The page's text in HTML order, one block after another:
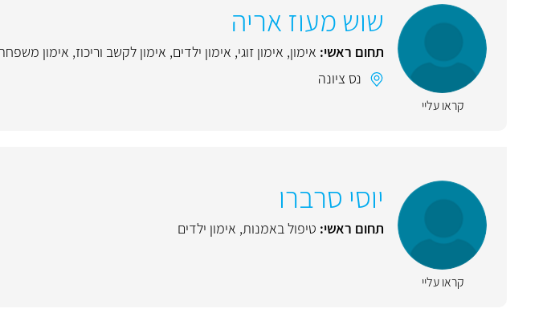
קראו עליי
שוש מעוז אריה
תחום ראשי: אימון, אימון זוגי, אימון ילדים, אימון לקשב וריכוז, אימון
נס ציונה
קראו עליי
יוסי סרברו
תחום ראשי: טיפול באמנות, אימון ילדים